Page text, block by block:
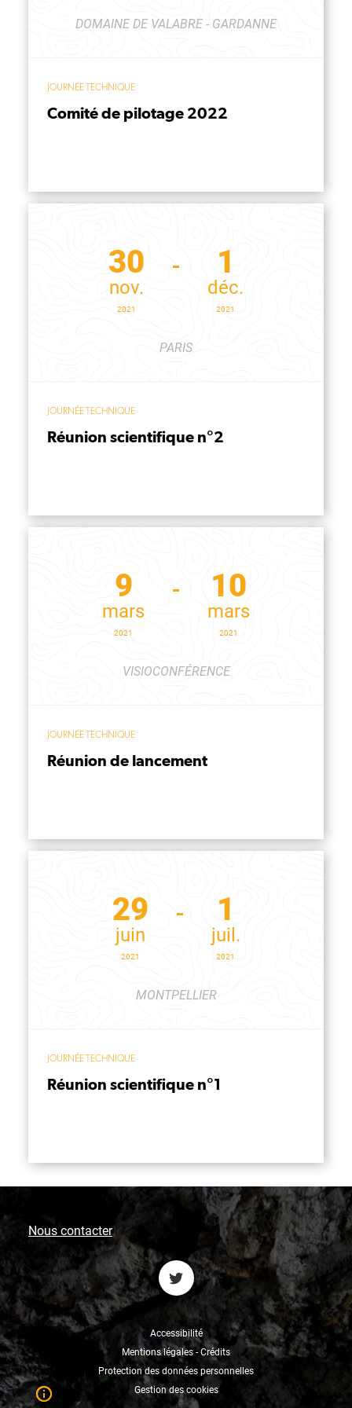
DOMAINE DE VALABRE - GARDANNE
JOURNÉE TECHNIQUE
Comité de pilotage 2022
30
nov.
2021
1
déc.
2021
PARIS
JOURNÉE TECHNIQUE
Réunion scientifique n°2
9
mars
2021
10
mars
2021
VISIOCONFÉRENCE
JOURNÉE TECHNIQUE
Réunion de lancement
29
juin
2021
1
juil.
2021
MONTPELLIER
JOURNÉE TECHNIQUE
Réunion scientifique n°1
Nous contacter
Accessibilité
Mentions légales - Crédits
Protection des données personnelles
Gestion des cookies